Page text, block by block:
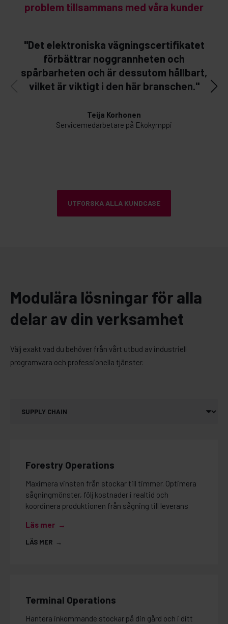
problem tillsammans med våra kunder
"Det elektroniska vägningscertifikatet
förbättrar noggrannheten och
spårbarheten och är dessutom hållbart,
vilket är viktigt i den här branschen."
Teija Korhonen
Servicemedarbetare på Ekokymppi
UTFORSKA ALLA KUNDCASE
Modulära lösningar för alla
delar av din verksamhet
Välj exakt vad du behöver från vårt utbud av industriell
programvara och professionella tjänster.
Forestry Operations
Maximera vinsten från stockar till timmer. Optimera
sågningmönster, följ kostnader i realtid och
koordinera produktionen från sågning till leverans
Läs mer →
LÄS MER →
Terminal Operations
Hantera inkommande stockar på din gård och i ditt